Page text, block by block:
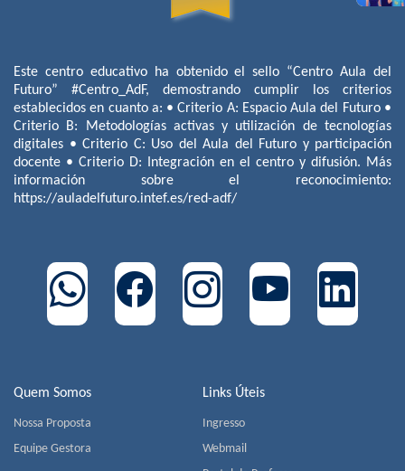
Quem Somos
Nossa Proposta
Equipe Gestora
Links Úteis
Ingresso
Webmail
Este centro educativo ha obtenido el sello “Centro Aula del
Futuro” #Centro_AdF, demostrando cumplir los criterios
establecidos en cuanto a: • Criterio A: Espacio Aula del Futuro •
Criterio B: Metodologías activas y utilización de tecnologías
digitales • Criterio C: Uso del Aula del Futuro y participación
docente • Criterio D: Integración en el centro y difusión. Más
información sobre el reconocimiento:
https://auladelfuturo.intef.es/red-adf/